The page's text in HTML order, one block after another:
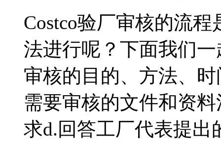
Costco验厂审核的流
法进行呢？下面我们
审核的目的、方法、
需要审核的文件和资
求d.回答工厂代表提出